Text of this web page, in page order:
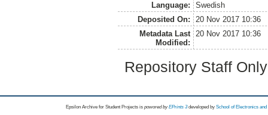
Language:
Swedish
Deposited On:
20 Nov 2017 10:36
Metadata Last
Modified:
20 Nov 2017 10:36
Repository Staff
Epsilon Archive for Student Projects is powored byEPrints 3 developed by School of Electronics